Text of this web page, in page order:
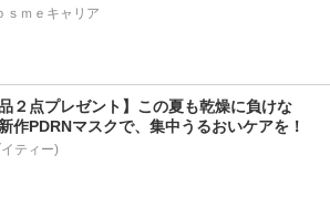
ｓｍｅキャリア
品２点プレゼント】この夏も乾燥に負けな
作PDRNマスクで、集中うるおいケアを！
ティー)